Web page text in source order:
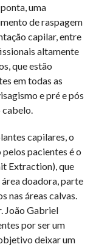
uma
de raspagem
capilar, entre
altamente
que estão
em todas as
e pré e pós
capilares, o
pacientes é o
Extraction), que
doadora, parte
nas áreas calvas.
João Gabriel
por ser um
deixar um